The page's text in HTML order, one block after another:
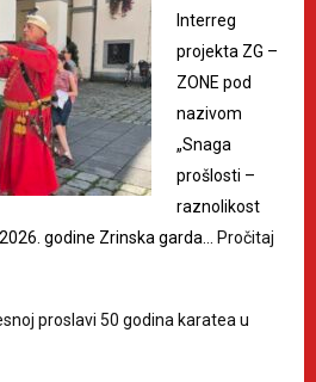
Interreg
projekta ZG –
ZONE pod
nazivom
„Snaga
prošlosti –
raznolikost
godine Zrinska garda…
Pročitaj
proslavi 50 godina karatea u